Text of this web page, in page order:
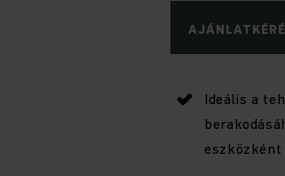
Ideális a
eszközként